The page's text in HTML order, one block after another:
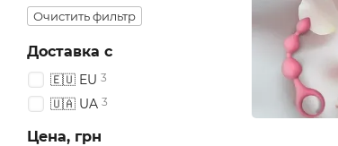
Очистить фильтр
Доставка с
🇪🇺 EU 3
🇺🇦 UA 3
Цена, грн